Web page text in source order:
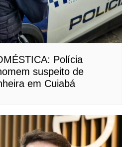
Polícia
suspeito de
em Cuiabá